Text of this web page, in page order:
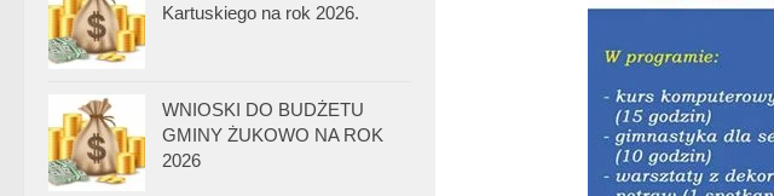
Kartuskiego na rok 2026.
WNIOSKI DO BUDŻETU
GMINY ŻUKOWO NA ROK
2026